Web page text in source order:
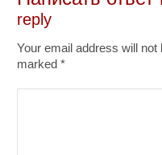
reply
Your email address will
marked*